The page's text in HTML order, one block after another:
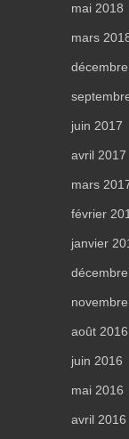
mai 2018
mars
juin 2017
avril 2017
mars
février
janvier
août 2016
juin 2016
mai 2016
avril 2016